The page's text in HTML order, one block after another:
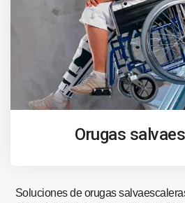
Orugas
Soluciones de orugas